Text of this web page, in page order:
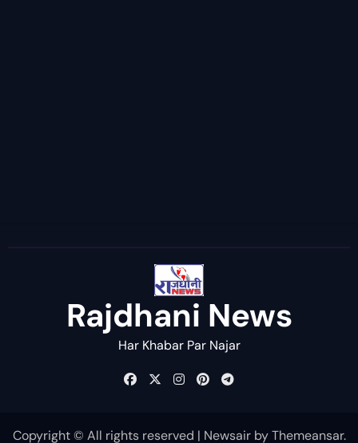
Rajdhani News
Har Khabar Par Najar
Copyright © All rights reserved | NewsairbyThemeansar.